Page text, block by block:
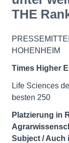
THE
HOHENHEIM
Times Higher
Life Sciences
besten 250
Platzierung in
Subject / Auch